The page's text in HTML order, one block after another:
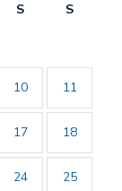
S
S
10 11
17 18
24 25